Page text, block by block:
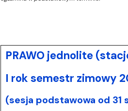
PRAWO jednolite
I rok semestr zimowy
(sesja podstawowa od 31